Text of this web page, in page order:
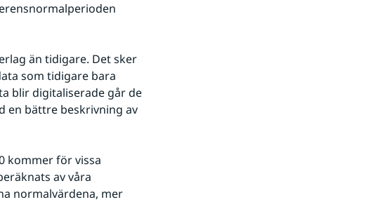
än tidigare. Det sker
som tidigare bara
blir digitaliserade går de
en bättre beskrivning av
kommer för vissa
av våra
normalvärdena, mer